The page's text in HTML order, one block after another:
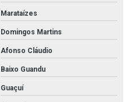
Marataízes
Domingos Martins
Afonso Cláudio
Baixo Guandu
Guaçuí